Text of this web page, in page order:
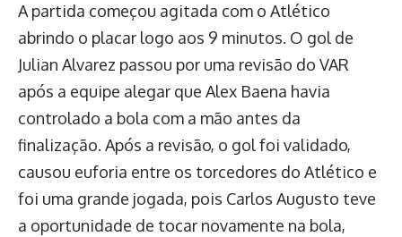
A partida começou agitada com o Atlético
abrindo o placar logo aos 9 minutos. O gol de
Julian Alvarez passou por uma revisão do VAR
após a equipe alegar que Alex Baena havia
controlado a bola com a mão antes da
finalização. Após a revisão, o gol foi validado,
causou euforia entre os torcedores do Atlético e
foi uma grande jogada, pois Carlos Augusto teve
a oportunidade de tocar novamente na bola,